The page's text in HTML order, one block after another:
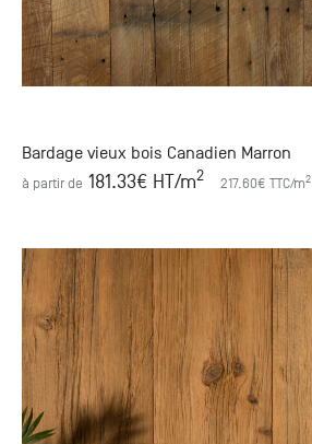
Bardage vieux bois Canadien Marron
à partir de 181.33€ HT/m2 217.60€ TTC/m2